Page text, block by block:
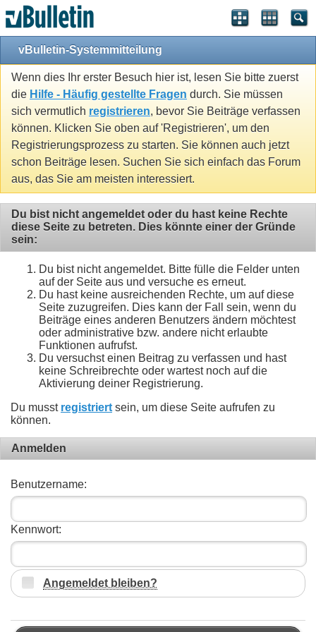
vBulletin-Systemmitteilung
Wenn dies Ihr erster Besuch hier ist, lesen Sie bitte zuerst
die Hilfe - Häufig gestellte Fragen durch. Sie müssen
sich vermutlich registrieren, bevor Sie Beiträge verfassen
können. Klicken Sie oben auf 'Registrieren', um den
Registrierungsprozess zu starten. Sie können auch jetzt
schon Beiträge lesen. Suchen Sie sich einfach das Forum
aus, das Sie am meisten interessiert.
Du bist nicht angemeldet oder du hast keine Rechte
diese Seite zu betreten. Dies könnte einer der Gründe
sein:
Du bist nicht angemeldet. Bitte fülle die Felder unten
auf der Seite aus und versuche es erneut.
Du hast keine ausreichenden Rechte, um auf diese
Seite zuzugreifen. Dies kann der Fall sein, wenn du
Beiträge eines anderen Benutzers ändern möchtest
oder administrative bzw. andere nicht erlaubte
Funktionen aufrufst.
Du versuchst einen Beitrag zu verfassen und hast
keine Schreibrechte oder wartest noch auf die
Aktivierung deiner Registrierung.
Du musst registriert sein, um diese Seite aufrufen zu
können.
Anmelden
Benutzername:
Kennwort:
Angemeldet bleiben?